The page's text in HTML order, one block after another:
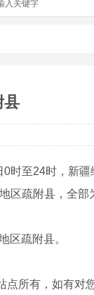
县
时至24时，新疆
区疏附县，全部
疏附县。
点所有，如有对